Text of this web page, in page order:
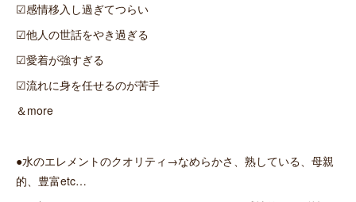
☑感情移入し過ぎてつらい
☑他人の世話をやき過ぎる
☑愛着が強すぎる
☑流れに身を任せるのが苦手
＆more
●水のエレメントのクオリティ→なめらかさ、熟している、母親
的、豊富etc…